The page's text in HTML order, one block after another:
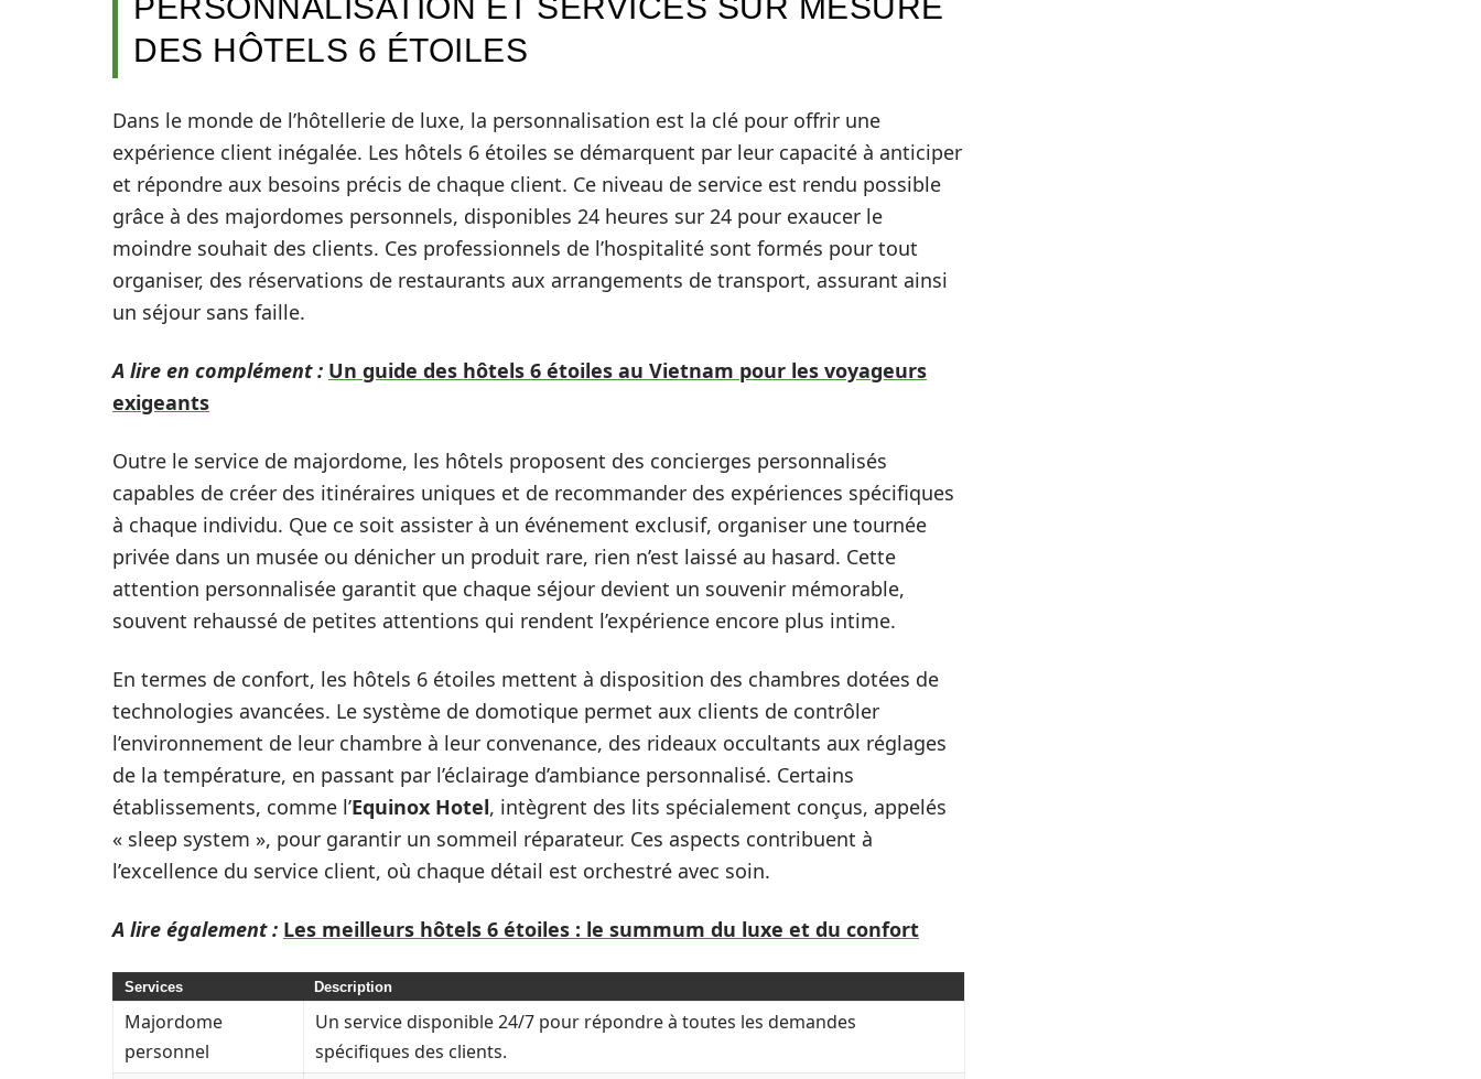
DES HÔTELS 6 ÉTOILES
Dans le monde de l’hôtellerie de luxe, la personnalisation est la clé pour offrir une
expérience client inégalée. Les hôtels 6 étoiles se démarquent par leur capacité à anticiper
et répondre aux besoins précis de chaque client. Ce niveau de service est rendu possible
grâce à des majordomes personnels, disponibles 24 heures sur 24 pour exaucer le
moindre souhait des clients. Ces professionnels de l’hospitalité sont formés pour tout
organiser, des réservations de restaurants aux arrangements de transport, assurant ainsi
un séjour sans faille.
A lire en complément : Un guide des hôtels 6 étoiles au Vietnam pour les voyageurs
exigeants
Outre le service de majordome, les hôtels proposent des concierges personnalisés
capables de créer des itinéraires uniques et de recommander des expériences spécifiques
à chaque individu. Que ce soit assister à un événement exclusif, organiser une tournée
privée dans un musée ou dénicher un produit rare, rien n’est laissé au hasard. Cette
attention personnalisée garantit que chaque séjour devient un souvenir mémorable,
souvent rehaussé de petites attentions qui rendent l’expérience encore plus intime.
En termes de confort, les hôtels 6 étoiles mettent à disposition des chambres dotées de
technologies avancées. Le système de domotique permet aux clients de contrôler
l’environnement de leur chambre à leur convenance, des rideaux occultants aux réglages
de la température, en passant par l’éclairage d’ambiance personnalisé. Certains
établissements, comme l’Equinox Hotel, intègrent des lits spécialement conçus, appelés
« sleep system », pour garantir un sommeil réparateur. Ces aspects contribuent à
l’excellence du service client, où chaque détail est orchestré avec soin.
A lire également : Les meilleurs hôtels 6 étoiles : le summum du luxe et du confort
Services Description
Majordome
personnel
Un service disponible 24/7 pour répondre à toutes les demandes
spécifiques des clients.